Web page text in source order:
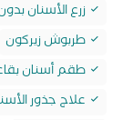
زرع الأسنان
طربوش زيركون
طقم أسنان
علاج جذور